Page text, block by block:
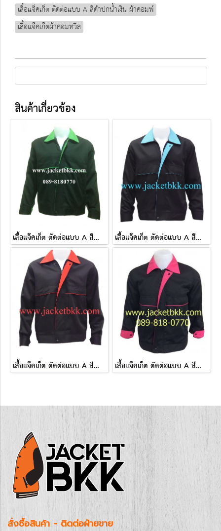
เสื้อแจ็คเก็ต ตัดต่อแบบ A สีดำปกน้ำเงิน ผ้าคอมพ์
เสื้อแจ็คเก็ตผ้าคอมทวิล
สินค้าเกี่ยวข้อง
เสื้อแจ๊คเก็ต ตัดต่อแบบ A สีดำปกสีเขียว ผ้าคอมทวิว เสื้อแจ๊คเก็ต ตัดต่อแบบ A สีดำปกสีฟ้า ผ้าคอมทวิว
เสื้อแจ๊คเก็ต ตัดต่อแบบ A สีดำปกสีแดง ผ้าคอมทวิว เสื้อแจ๊คเก็ต ตัดต่อแบบ A สีดำปกสีชมพูบานเย็น ผ้าคอมทวิว
สั่งซื้อสินค้า - ติดต่อฝ่ายขาย